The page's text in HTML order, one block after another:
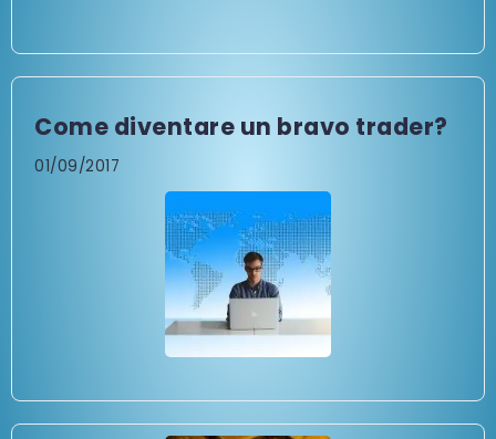
Come diventare un bravo trader?
01/09/2017